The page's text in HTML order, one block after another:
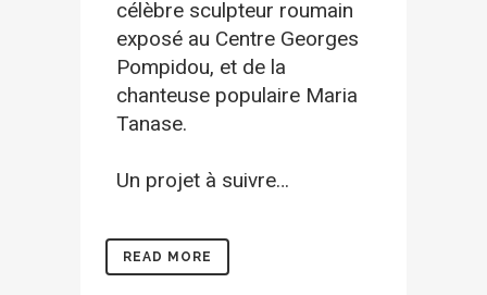
célèbre sculpteur roumain
exposé au Centre Georges
Pompidou, et de la
chanteuse populaire Maria
Tanase.
Un projet à suivre…
READ MORE